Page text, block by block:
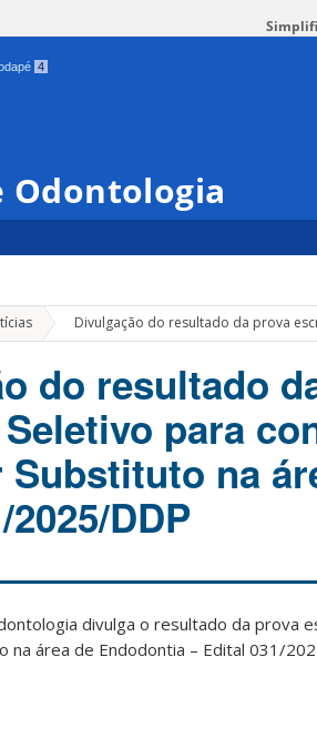
4
Odontologia
» Divulgação do resultado da prova
do resultado
para
na
DDP
divulga o resultado da prova
na área de Endodontia – Edital 031/